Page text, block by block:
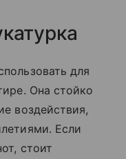
для
Она стойко
воздействия,
Если
стоит